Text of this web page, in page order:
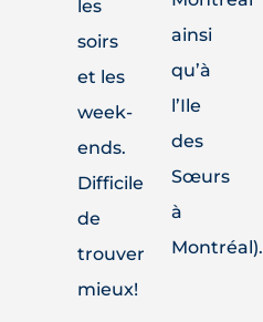
les
soirs
et les
week-
ends.
Difficile
de
trouver
mieux!
ainsi
qu’à
l’Ile
des
Sœurs
à
Montréal).